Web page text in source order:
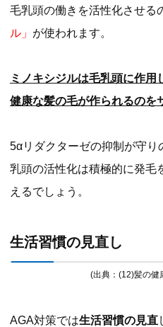
毛乳頭の働きを活性化させる
ル」 が使われます。
ミノキシジルは毛乳頭に作
健康な髪の毛が作られるのを
5αリダクターゼの抑制が守
乳頭の活性化は積極的に発毛
えるでしょう。
生活習慣の見直し
(出典：(12)髪の健
AGA対策では生活習慣の見直